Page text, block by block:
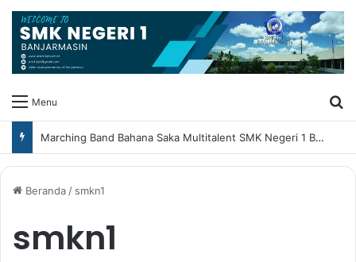
Menu
Marching Band Bahana Saka Multitalent SMK Negeri 1 Banjarmasin Borong Prestasi di Festival Borneo Marching Day 2026
Beranda/ smkn1
smkn1